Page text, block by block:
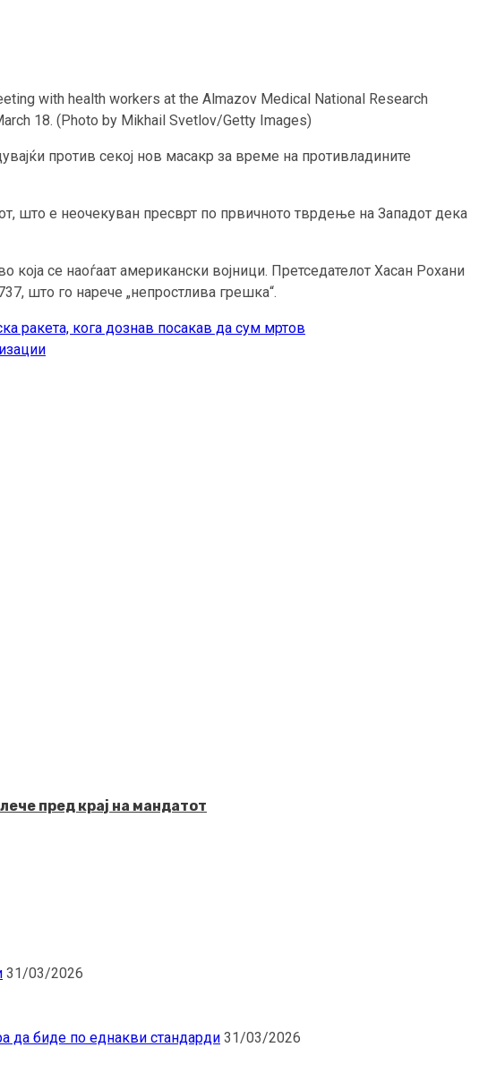
with health workers at the Almazov Medical National Research
18. (Photo by Mikhail Svetlov/Getty Images)
против секој нов масакр за време на противладините
што е неочекуван пресврт по првичното тврдење на Западот дека
се наоѓаат американски војници. Претседателот Хасан Рохани
што го нарече „непростлива грешка“.
ракета, кога дознав посакав да сум мртов
пред крај на мандатот
31/03/2026
да биде по еднакви стандарди 31/03/2026